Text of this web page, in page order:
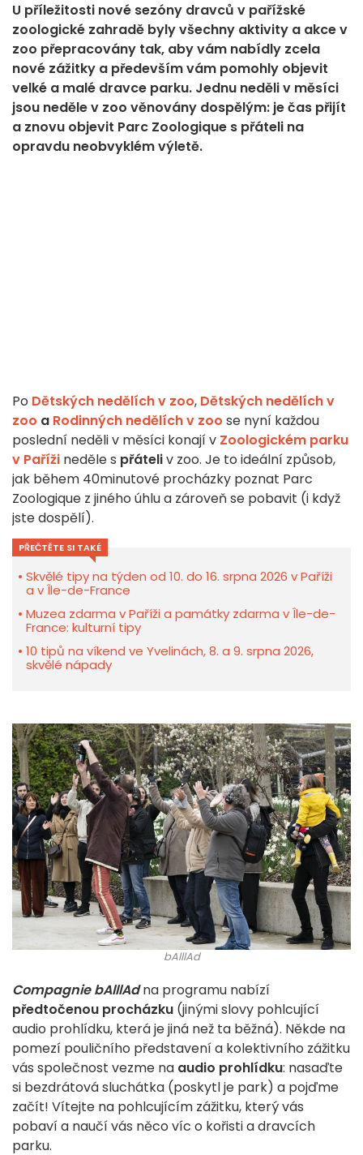
U příležitosti nové sezóny dravců v pařížské
zoologické zahradě byly všechny aktivity a akce v
zoo přepracovány tak, aby vám nabídly zcela
nové zážitky a především vám pomohly objevit
velké a malé dravce parku. Jednu neděli v měsíci
jsou neděle v zoo věnovány dospělým: je čas přijít
a znovu objevit Parc Zoologique s přáteli na
opravdu neobvyklém výletě.
Po Dětských nedělích v zoo, Dětských nedělích v
zoo a Rodinných nedělích v zoo se nyní každou
poslední neděli v měsíci konají v Zoologickém parku
v Paříži neděle s přáteliv zoo. Je to ideální způsob,
jak během 40minutové procházky poznat Parc
Zoologique z jiného úhlu a zároveň se pobavit (i když
jste dospělí).
PŘEČTĚTE SI TAKÉ
Skvělé tipy na týden od 10. do 16. srpna 2026 v Paříži
a v Île-de-France
Muzea zdarma v Paříži a památky zdarma v Île-de-
France: kulturní tipy
10 tipů na víkend ve Yvelinách, 8. a 9. srpna 2026,
skvělé nápady
bAlllAd
Compagnie bAlllAdna programu nabízí
předtočenou procházku (jinými slovy pohlcující
audio prohlídku, která je jiná než ta běžná). Někde na
pomezí pouličního představení a kolektivního zážitku
vás společnost vezme na audio prohlídku: nasaďte
si bezdrátová sluchátka (poskytl je park) a pojďme
začít! Vítejte na pohlcujícím zážitku, který vás
pobaví a naučí vás něco víc o kořisti a dravcích
parku.